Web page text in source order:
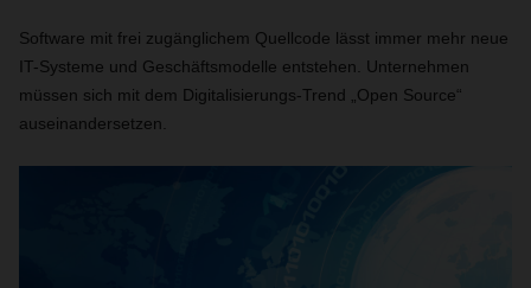
Software mit frei zugänglichem Quellcode lässt immer mehr neue
IT-Systeme und Geschäftsmodelle entstehen. Unternehmen
müssen sich mit dem Digitalisierungs-Trend „Open Source“
auseinandersetzen.